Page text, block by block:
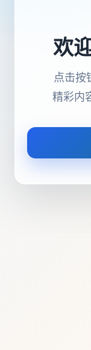
欢
点击按
精彩内